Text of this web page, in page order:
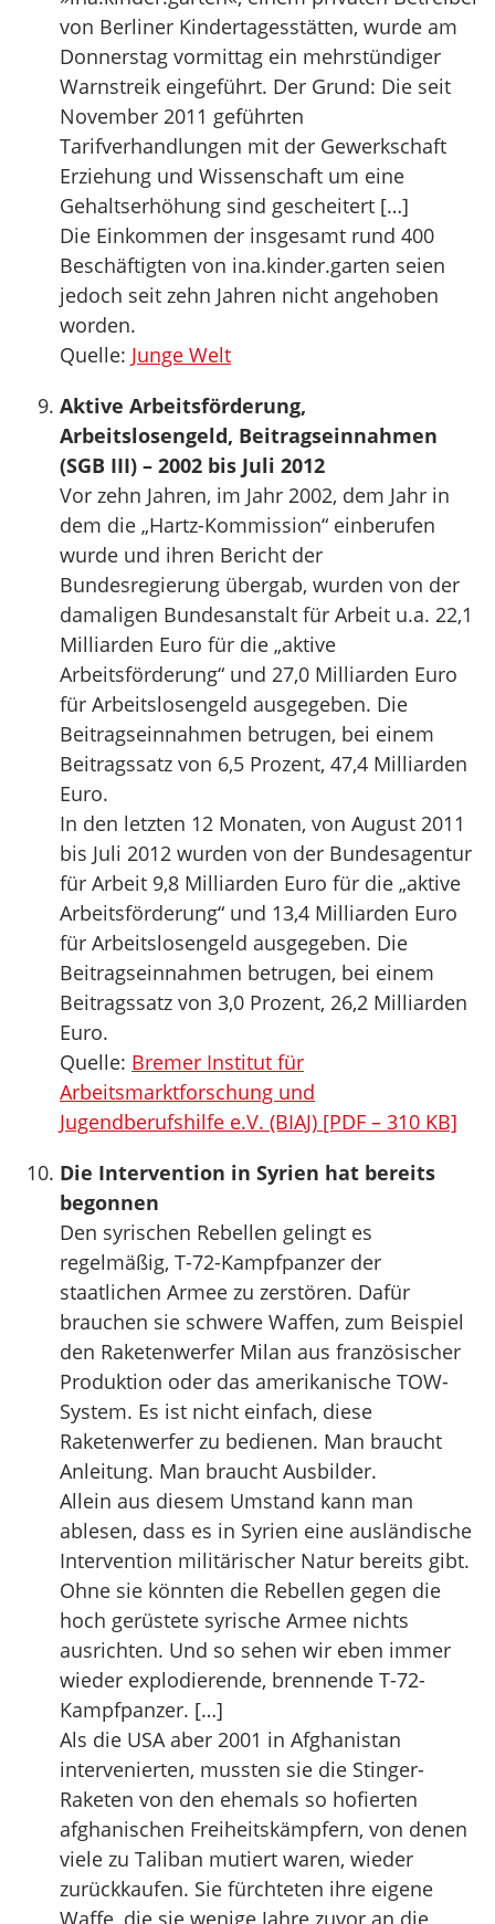
von Berliner Kindertagesstätten, wurde am
Donnerstag vormittag ein mehrstündiger
Warnstreik eingeführt. Der Grund: Die seit
November 2011 geführten
Tarifverhandlungen mit der Gewerkschaft
Erziehung und Wissenschaft um eine
Gehaltserhöhung sind gescheitert […]
Die Einkommen der insgesamt rund 400
Beschäftigten von ina.kinder.garten seien
jedoch seit zehn Jahren nicht angehoben
worden.
Quelle: Junge Welt
Aktive Arbeitsförderung,
Arbeitslosengeld, Beitragseinnahmen
(SGB III) – 2002 bis Juli 2012
Vor zehn Jahren, im Jahr 2002, dem Jahr in
dem die „Hartz-Kommission“ einberufen
wurde und ihren Bericht der
Bundesregierung übergab, wurden von der
damaligen Bundesanstalt für Arbeit u.a. 22,1
Milliarden Euro für die „aktive
Arbeitsförderung“ und 27,0 Milliarden Euro
für Arbeitslosengeld ausgegeben. Die
Beitragseinnahmen betrugen, bei einem
Beitragssatz von 6,5 Prozent, 47,4 Milliarden
Euro.
In den letzten 12 Monaten, von August 2011
bis Juli 2012 wurden von der Bundesagentur
für Arbeit 9,8 Milliarden Euro für die „aktive
Arbeitsförderung“ und 13,4 Milliarden Euro
für Arbeitslosengeld ausgegeben. Die
Beitragseinnahmen betrugen, bei einem
Beitragssatz von 3,0 Prozent, 26,2 Milliarden
Euro.
Quelle: Bremer Institut für
Arbeitsmarktforschung und
Jugendberufshilfe e.V. (BIAJ) [PDF – 310 KB]
Die Intervention in Syrien hat bereits
begonnen
Den syrischen Rebellen gelingt es
regelmäßig, T-72-Kampfpanzer der
staatlichen Armee zu zerstören. Dafür
brauchen sie schwere Waffen, zum Beispiel
den Raketenwerfer Milan aus französischer
Produktion oder das amerikanische TOW-
System. Es ist nicht einfach, diese
Raketenwerfer zu bedienen. Man braucht
Anleitung. Man braucht Ausbilder.
Allein aus diesem Umstand kann man
ablesen, dass es in Syrien eine ausländische
Intervention militärischer Natur bereits gibt.
Ohne sie könnten die Rebellen gegen die
hoch gerüstete syrische Armee nichts
ausrichten. Und so sehen wir eben immer
wieder explodierende, brennende T-72-
Kampfpanzer. […]
Als die USA aber 2001 in Afghanistan
intervenierten, mussten sie die Stinger-
Raketen von den ehemals so hofierten
afghanischen Freiheitskämpfern, von denen
viele zu Taliban mutiert waren, wieder
zurückkaufen. Sie fürchteten ihre eigene
Waffe, die sie wenige Jahre zuvor an die